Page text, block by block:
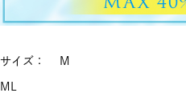
サイズ M
M